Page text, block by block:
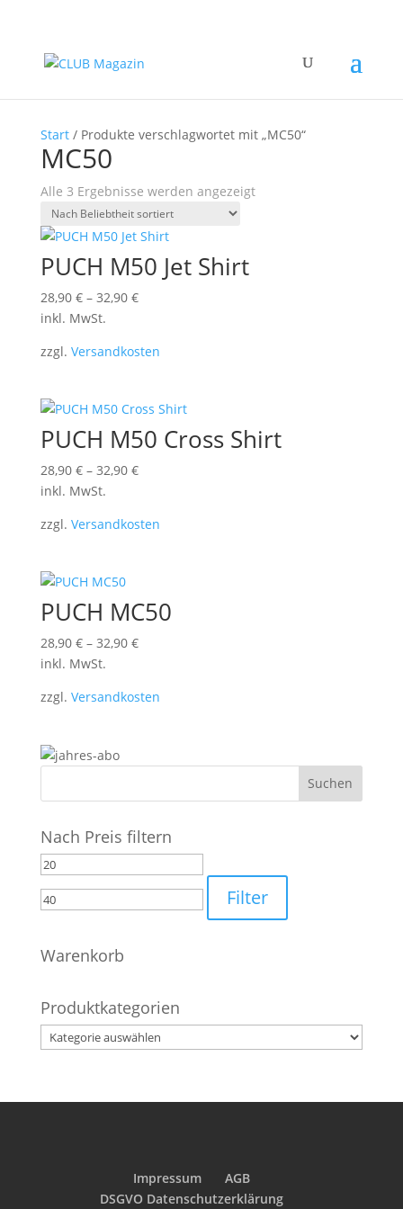
Start/ Produkte verschlagwortet mit „MC50“
MC50
Alle 3 Ergebnisse werden angezeigtNach
PUCH M50 Jet Shirt
28,90 €– 32,90 €
inkl. MwSt.
zzgl. Versandkosten
PUCH M50 Cross Shirt
28,90 €– 32,90 €
inkl. MwSt.
zzgl. Versandkosten
PUCH MC50
28,90 €– 32,90 €
inkl. MwSt.
zzgl. Versandkosten
Nach Preis filtern
Min.
Preis
Filter
Warenkorb
Produktkategorien
Impressum
AGB
DSGVO Datenschutzerklärung